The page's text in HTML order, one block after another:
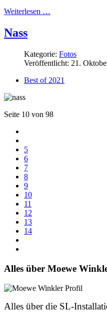
Weiterlesen …
Nass
Kategorie: Fotos
Veröffentlicht: 21.
Best of 2021
Seite 10 von 98
5
6
7
8
9
10
11
12
13
14
Alles über Moewe
Alles über die SL-